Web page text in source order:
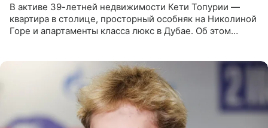
В активе 39-летней недвижимости Кети Топурии —
квартира в столице, просторный особняк на Николиной
Горе и апартаменты класса люкс в Дубае. Об этом